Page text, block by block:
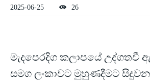
2025-06-25 26
මැදපෙරදිග කලාපයේ උද්ගතවී
සමග ලංකාවට මුහුණදීමට